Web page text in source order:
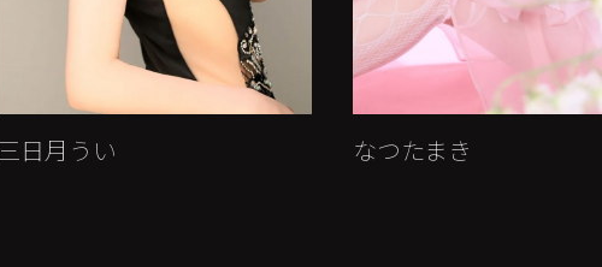
れん 夢宮ゆめ